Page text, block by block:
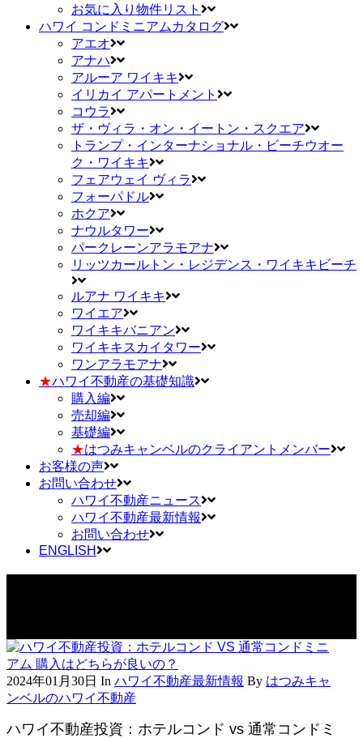
お気に入り物件リスト
ハワイ コンドミニアムカタログ
アエオ
アナハ
アルーア ワイキキ
イリカイ アパートメント
コウラ
ザ・ヴィラ・オン・イートン・スクエア
トランプ・インターナショナル・ビーチウオー
ク・ワイキキ
フェアウェイ ヴィラ
フォーパドル
ホクア
ナウルタワー
パークレーンアラモアナ
リッツカールトン・レジデンス・ワイキキビーチ
ルアナ ワイキキ
ワイエア
ワイキキバニアン
ワイキキスカイタワー
ワンアラモアナ
★ハワイ不動産の基礎知識
購入編
売却編
基礎編
★はつみキャンベルのクライアントメンバー
お客様の声
お問い合わせ
ハワイ不動産ニュース
ハワイ不動産最新情報
お問い合わせ
ENGLISH
2024年01月30日 In ハワイ不動産最新情報 By はつみキャ
ンベルのハワイ不動産
ハワイ不動産投資：ホテルコンド vs 通常コンドミ